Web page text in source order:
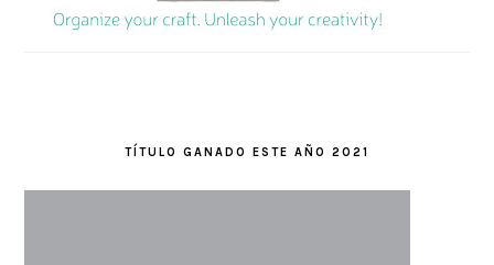
TÍTULO GANADO ESTE AÑO 2021